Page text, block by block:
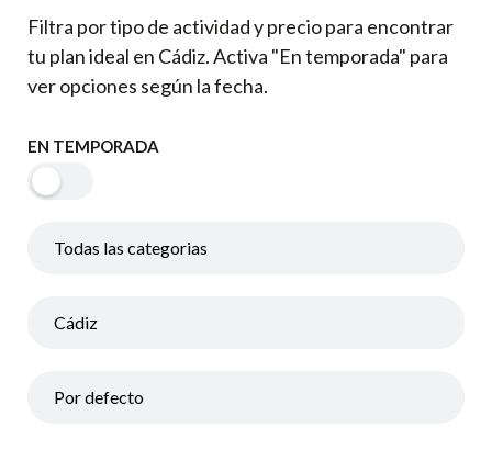
Filtra por tipo de actividad y precio para encontrar
tu plan ideal en Cádiz. Activa "En temporada" para
ver opciones según la fecha.
EN TEMPORADA